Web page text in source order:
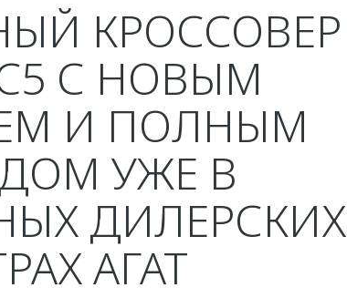
КРОССОВЕР
С НОВЫМ
И ПОЛНЫМ
УЖЕ В
ДИЛЕРСКИХ
АГАТ